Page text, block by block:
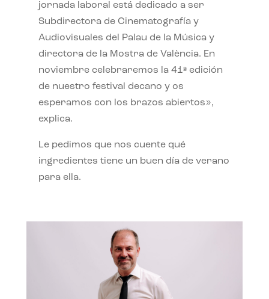
jornada laboral está dedicado a ser
Subdirectora de Cinematografía y
Audiovisuales del Palau de la Música y
directora de la Mostra de València. En
noviembre celebraremos la 41ª edición
de nuestro festival decano y os
esperamos con los brazos abiertos»,
explica.
Le pedimos que nos cuente qué
ingredientes tiene un buen día de verano
para ella.